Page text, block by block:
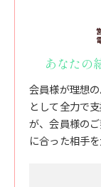
あなたの
会員様が理想
として全力で
が、会員様の
に合った相手